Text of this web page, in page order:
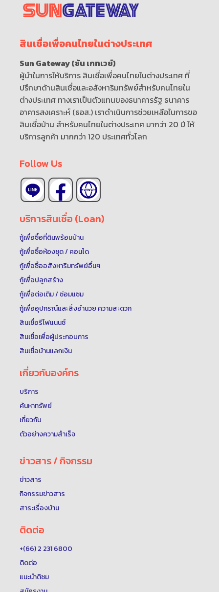
สินเชื่อเพื่อคนไทยในต่างประเทศ
Sun Gateway (ซัน เกทเวย์)
ผู้นำในการให้บริการ สินเชื่อเพื่อคนไทยในต่างประเทศ ที่
ปรึกษาด้านสินเชื่อและอสังหาริมทรัพย์สำหรับคนไทยใน
ต่างประเทศ ทางเราเป็นตัวแทนของธนาคารรัฐ ธนาคาร
อาคารสงเคราะห์ (ธอส.) เราดำเนินการช่วยเหลือในการขอ
สินเชื่อบ้าน สำหรับคนไทยในต่างประเทศ มากว่า 20 ปี ให้
บริการลูกค้า มากกว่า 120 ประเทศทั่วโลก
Follow Us
บริการสินเชื่อ (Loan)
กู้เพื่อซื้อที่ดินพร้อมบ้าน
กู้เพื่อซื้อห้องชุด / คอนโด
กู้เพื่อซื้ออสังหาริมทรัพย์อื่นๆ
กู้เพื่อปลูกสร้าง
กู้เพื่อต่อเติม / ซ่อมแซม
กู้เพื่ออุปกรณ์และสิ่งอำนวย ความสะดวก
สินเชื่อรีไฟแนนซ์
สินเชื่อเพื่อผู้ประกอบการ
สินเชื่อบ้านแลกเงิน
เกี่ยวกับองค์กร
บริการ
ค้นหาทรัพย์
เกี่ยวกับ
ตัวอย่างความสำเร็จ
ข่าวสาร / กิจกรรม
ข่าวสาร
กิจกรรมข่าวสาร
สาระเรื่องบ้าน
ติดต่อ
+(66) 2 231 6800
ติดต่อ
แนะนำติชม